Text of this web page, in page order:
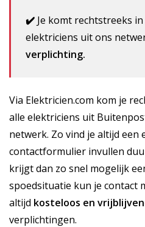
✔️ Je komt rechtstreeks
elektriciens uit ons
verplichting.
Via Elektricien.com kom je
alle elektriciens uit
netwerk. Zo vind je altijd een
contactformulier invullen
krijgt dan zo snel mogelijk
spoedsituatie kun je contact
altijd kosteloos en
verplichtingen.